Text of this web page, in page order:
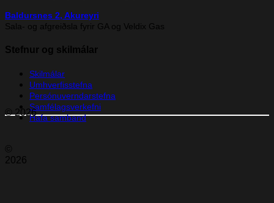
Baldursnes 2, Akureyri
Sala- og afgreiðsla fyrir GA og Veldix Gas
Stefnur og skilmálar
Skilmálar
Umhverfisstefna
Persónuverndarstefna
Samfélagsverkefni
Hafa samband
© 2026
©
2026